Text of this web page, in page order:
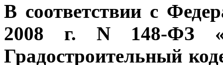
В соответствии с
2008 г. N 148-ФЗ
Градостроительный